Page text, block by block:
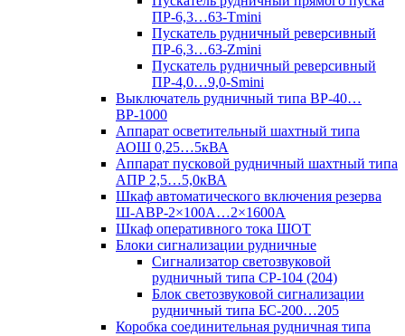
ПР-6,3…63-Tmini
Пускатель рудничный реверсивный
ПР-6,3…63-Zmini
Пускатель рудничный реверсивный
ПР-4,0…9,0-Smini
Выключатель рудничный типа ВР-40…
ВР-1000
Аппарат осветительный шахтный типа
АОШ 0,25…5кВА
Аппарат пусковой рудничный шахтный типа
АПР 2,5…5,0кВА
Шкаф автоматического включения резерва
Ш-АВР-2×100А…2×1600А
Шкаф оперативного тока ШОТ
Блоки сигнализации рудничные
Сигнализатор светозвуковой
рудничный типа СР-104 (204)
Блок светозвуковой сигнализации
рудничный типа БС-200…205
Коробка соединительная рудничная типа